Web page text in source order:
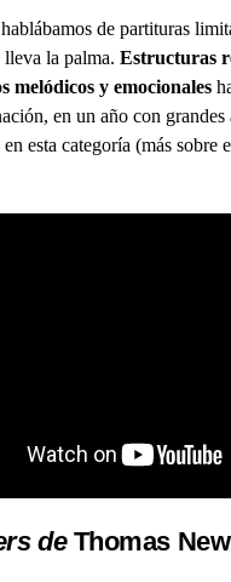
de partituras
lleva la palma. Estructuras
melódicos y emocionales
en un año con grandes
esta categoría (más sobre
deThomas